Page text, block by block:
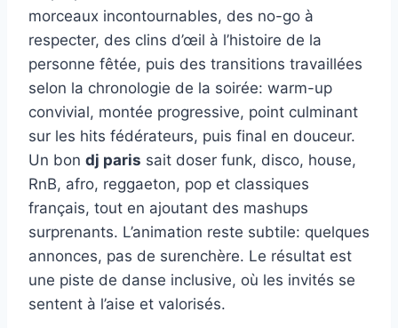
morceaux incontournables, des no-go à
respecter, des clins d’œil à l’histoire de la
personne fêtée, puis des transitions travaillées
selon la chronologie de la soirée: warm-up
convivial, montée progressive, point culminant
sur les hits fédérateurs, puis final en douceur.
Un bon dj paris sait doser funk, disco, house,
RnB, afro, reggaeton, pop et classiques
français, tout en ajoutant des mashups
surprenants. L’animation reste subtile: quelques
annonces, pas de surenchère. Le résultat est
une piste de danse inclusive, où les invités se
sentent à l’aise et valorisés.